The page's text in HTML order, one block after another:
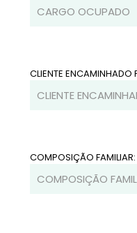
CLIENTE ENCAMINHADO
COMPOSIÇÃO FAMILIAR: